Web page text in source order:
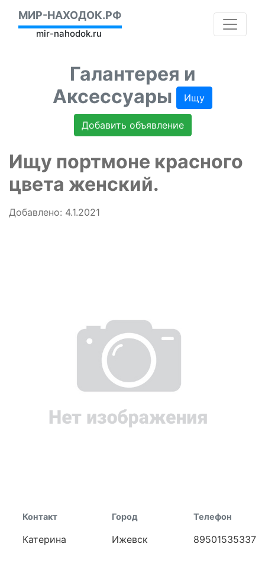
МИР-НАХОДОК.РФ
mir-nahodok.ru
Галантерея и
Аксессуары
Ищу
Добавить объявление
Ищу портмоне красного
цвета женский.
Добавлено: 4.1.2021
Контакт
Катерина
Город
Ижевск
Телефон
89501535337